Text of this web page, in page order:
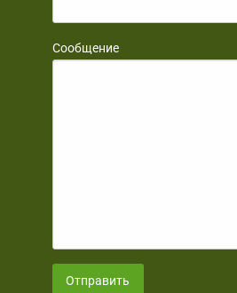
Сообщение
Отправить